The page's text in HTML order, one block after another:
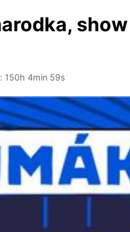
150h 4min 59s